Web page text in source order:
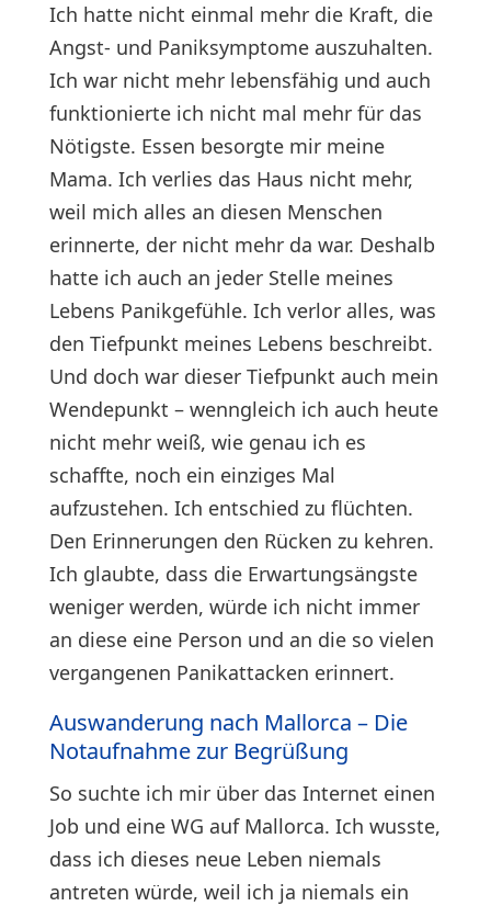
Ich hatte nicht einmal mehr die Kraft, die
Angst- und Paniksymptome auszuhalten.
Ich war nicht mehr lebensfähig und auch
funktionierte ich nicht mal mehr für das
Nötigste. Essen besorgte mir meine
Mama. Ich verlies das Haus nicht mehr,
weil mich alles an diesen Menschen
erinnerte, der nicht mehr da war. Deshalb
hatte ich auch an jeder Stelle meines
Lebens Panikgefühle. Ich verlor alles, was
den Tiefpunkt meines Lebens beschreibt.
Und doch war dieser Tiefpunkt auch mein
Wendepunkt – wenngleich ich auch heute
nicht mehr weiß, wie genau ich es
schaffte, noch ein einziges Mal
aufzustehen. Ich entschied zu flüchten.
Den Erinnerungen den Rücken zu kehren.
Ich glaubte, dass die Erwartungsängste
weniger werden, würde ich nicht immer
an diese eine Person und an die so vielen
vergangenen Panikattacken erinnert.
Auswanderung nach Mallorca – Die
Notaufnahme zur Begrüßung
So suchte ich mir über das Internet einen
Job und eine WG auf Mallorca. Ich wusste,
dass ich dieses neue Leben niemals
antreten würde, weil ich ja niemals ein